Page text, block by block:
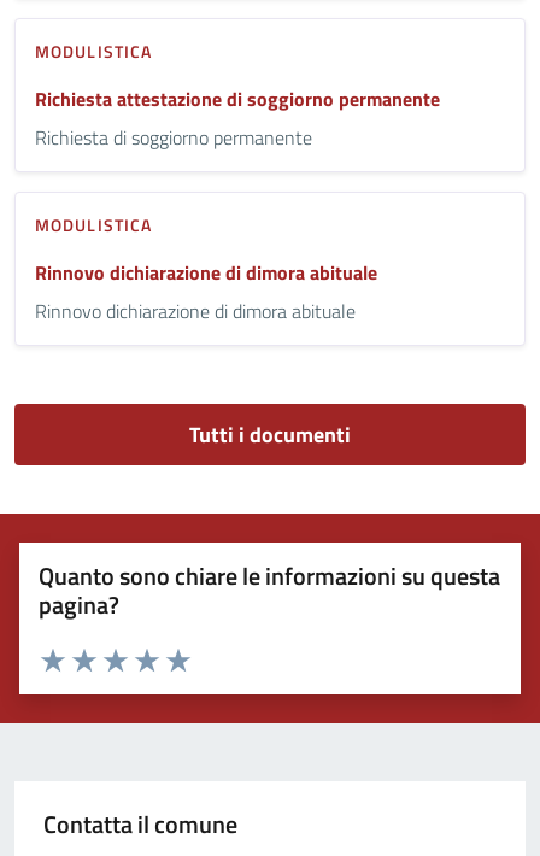
MODULISTICA
Richiesta attestazione di soggiorno permanente
Richiesta di soggiorno permanente
MODULISTICA
Rinnovo dichiarazione di dimora abituale
Rinnovo dichiarazione di dimora abituale
Tutti i documenti
Quanto sono chiare le informazioni su questa
pagina?
Valuta 5 stelle su 5
Valuta 4 stelle su 5
Valuta 3 stelle su 5
Valuta 2 stelle su 5
Valuta 1 stelle su 5
Contatta il comune